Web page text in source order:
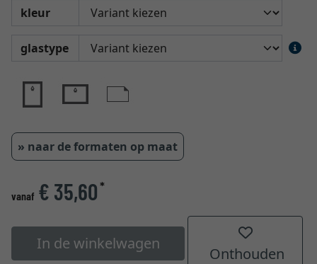
kleur
glastype
» naar de formaten op maat
vanaf € 35,60*
In de winkelwagen
Onthouden